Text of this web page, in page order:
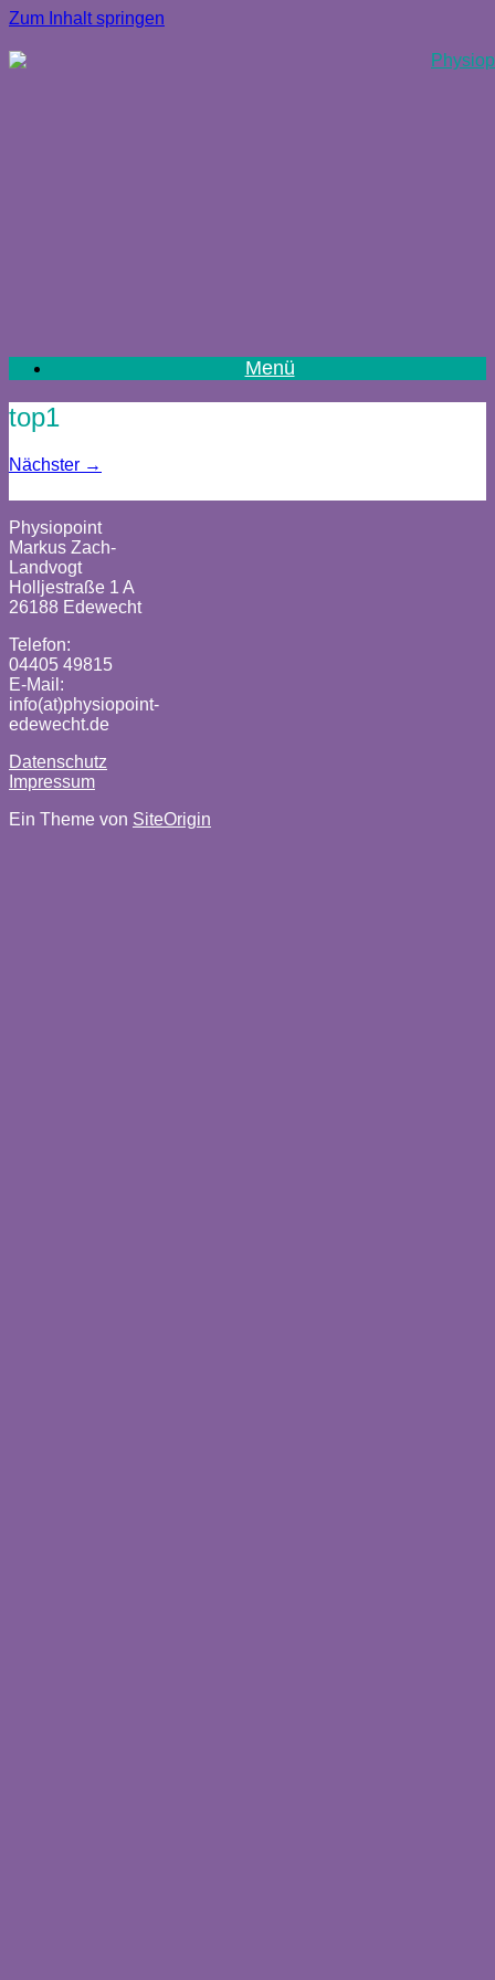
Zum Inhalt springen
Menü
top1
Nächster →
Physiopoint
Markus Zach-
Landvogt
Holljestraße 1 A
26188 Edewecht
Telefon:
04405 49815
E-Mail:
info(at)physiopoint-
edewecht.de
Datenschutz
Impressum
Ein Theme von SiteOrigin